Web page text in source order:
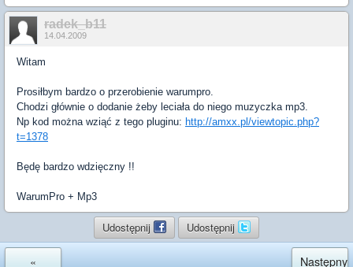
radek_b11
14.04.2009
Witam
Prosiłbym bardzo o przerobienie warumpro.
Chodzi głównie o dodanie żeby leciała do niego muzyczka mp3.
Np kod można wziąć z tego pluginu: http://amxx.pl/viewtopic.php?
t=1378
Będę bardzo wdzięczny !!
WarumPro + Mp3
Udostępnij Udostępnij
« Następny